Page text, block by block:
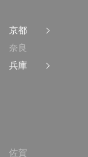
京都
奈良
兵庫
佐賀